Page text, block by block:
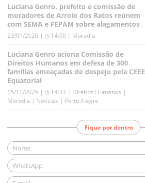
Luciana Genro, prefeito e comissão de
moradores de Arroio dos Ratos reúnem
com SEMA e FEPAM sobre alagamentos
23/01/2026 | ◷ 14:00 | Moradia
Luciana Genro aciona Comissão de
Direitos Humanos em defesa de 300
famílias ameaçadas de despejo pela CEEE
Equatorial
15/10/2025 | ◷ 14:33 | Direitos Humanos |
Moradia | Notícias | Porto Alegre
Fique por dentro